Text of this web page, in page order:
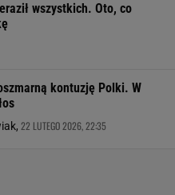
wszystkich. Oto, co
kontuzję Polki. W
22 LUTEGO 2026, 22:35